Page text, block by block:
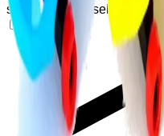
sende forespørsel om